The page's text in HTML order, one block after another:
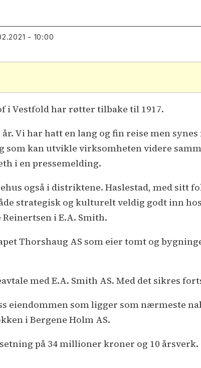
- 10:00
i Vestfold har røtter tilbake til 1917.
Vi har hatt en lang og fin reise men
som kan utvikle virksomheten videre
i en pressemelding.
også i distriktene. Haslestad, med sitt
strategisk og kulturelt veldig godt inn
i E.A. Smith.
Thorshaug AS som eier tomt og
med E.A. Smith AS. Med det sikres
eiendommen som ligger som nærmeste
i Bergene Holm AS.
på 34 millioner kroner og 10 årsverk.